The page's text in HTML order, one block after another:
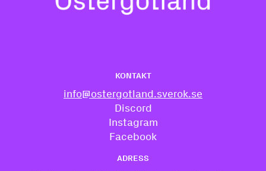
KONTAKT
info@ostergotland.sverok.se
Discord
Instagram
Facebook
ADRESS